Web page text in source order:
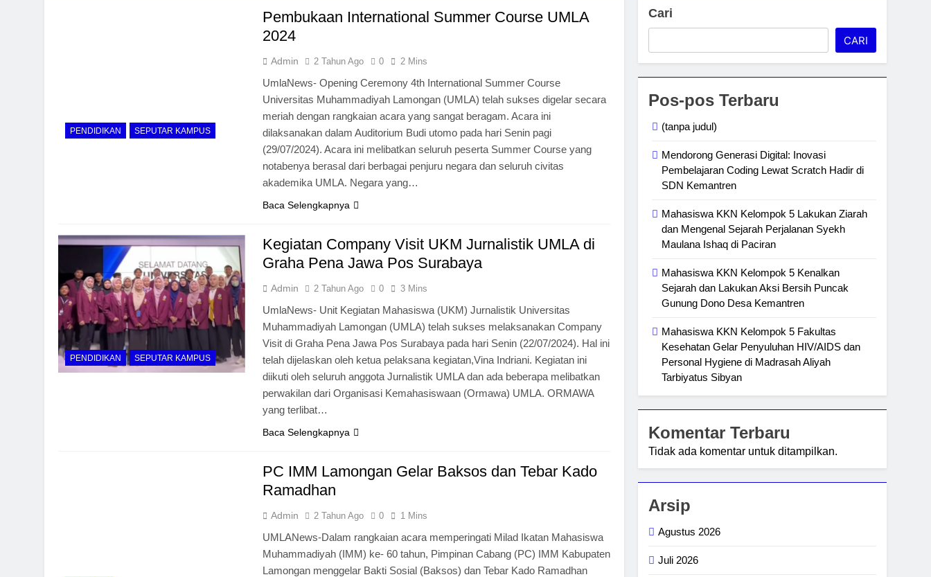
PENDIDIKAN SEPUTAR KAMPUS
Pembukaan International Summer Course UMLA
2024
Admin 2 Tahun Ago 0 2 Mins
UmlaNews- Opening Ceremony 4th International Summer Course
Universitas Muhammadiyah Lamongan (UMLA) telah sukses digelar secara
meriah dengan rangkaian acara yang sangat beragam. Acara ini
dilaksanakan dalam Auditorium Budi utomo pada hari Senin pagi
(29/07/2024). Acara ini melibatkan seluruh peserta Summer Course yang
notabenya berasal dari berbagai penjuru negara dan seluruh civitas
akademika UMLA. Negara yang…
Baca Selengkapnya
PENDIDIKAN SEPUTAR KAMPUS
Kegiatan Company Visit UKM Jurnalistik UMLA di
Graha Pena Jawa Pos Surabaya
Admin 2 Tahun Ago 0 3 Mins
UmlaNews- Unit Kegiatan Mahasiswa (UKM) Jurnalistik Universitas
Muhammadiyah Lamongan (UMLA) telah sukses melaksanakan Company
Visit di Graha Pena Jawa Pos Surabaya pada hari Senin (22/07/2024). Hal ini
telah dijelaskan oleh ketua pelaksana kegiatan,Vina Indriani. Kegiatan ini
diikuti oleh seluruh anggota Jurnalistik UMLA dan ada beberapa melibatkan
perwakilan dari Organisasi Kemahasiswaan (Ormawa) UMLA. ORMAWA
yang terlibat…
Baca Selengkapnya
PC IMM Lamongan Gelar Baksos dan Tebar Kado
Ramadhan
Admin 2 Tahun Ago 0 1 Mins
UMLANews-Dalam rangkaian acara memperingati Milad Ikatan Mahasiswa
Muhammadiyah (IMM) ke- 60 tahun, Pimpinan Cabang (PC) IMM Kabupaten
Lamongan menggelar Bakti Sosial (Baksos) dan Tebar Kado Ramadhan
Cari
CARI
Pos-pos Terbaru
(tanpa judul)
Mendorong Generasi Digital: Inovasi
Pembelajaran Coding Lewat Scratch Hadir di
SDN Kemantren
Mahasiswa KKN Kelompok 5 Lakukan Ziarah
dan Mengenal Sejarah Perjalanan Syekh
Maulana Ishaq di Paciran
Mahasiswa KKN Kelompok 5 Kenalkan
Sejarah dan Lakukan Aksi Bersih Puncak
Gunung Dono Desa Kemantren
Mahasiswa KKN Kelompok 5 Fakultas
Kesehatan Gelar Penyuluhan HIV/AIDS dan
Personal Hygiene di Madrasah Aliyah
Tarbiyatus Sibyan
Komentar Terbaru
Tidak ada komentar untuk ditampilkan.
Arsip
Agustus 2026
Juli 2026